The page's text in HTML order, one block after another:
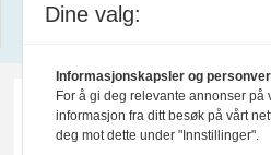
Design by
Dine valg:
Informasjonskapsler og
For å gi deg relevante annonser på
informasjon fra ditt besøk på vårt
deg mot dette under "Innstillinger".